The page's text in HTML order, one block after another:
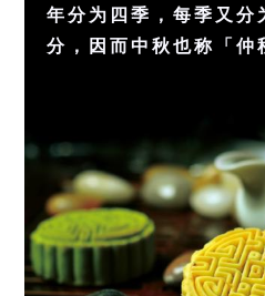
年分为四季，每季又分
分，因而中秋也称「仲